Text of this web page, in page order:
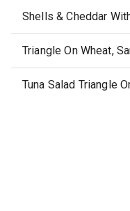
Shells & Cheddar
Triangle On Wheat,
Tuna Salad Triangle